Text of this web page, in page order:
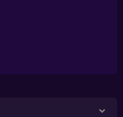
asistentka